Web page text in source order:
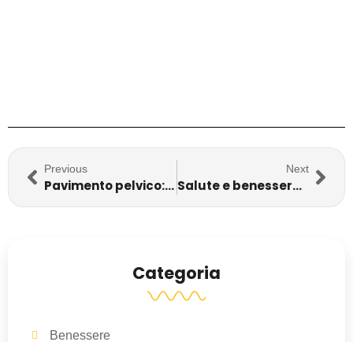
Previous
Pavimento pelvico: perchè ogni donna dovrebbe allenarlo
Next
Salute e benessere: 7 consigli per una vita in forma
Categoria
Benessere